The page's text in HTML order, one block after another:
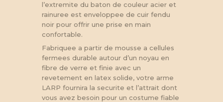
l’extremite du baton de couleur acier et
rainuree est enveloppee de cuir fendu
noir pour offrir une prise en main
confortable.
Fabriquee a partir de mousse a cellules
fermees durable autour d’un noyau en
fibre de verre et finie avec un
revetement en latex solide, votre arme
LARP fournira la securite et l’attrait dont
vous avez besoin pour un costume fiable